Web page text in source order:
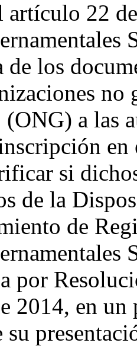
artículo 22
de los
no
a las
en
si
de la
de
por
2014, en un
su